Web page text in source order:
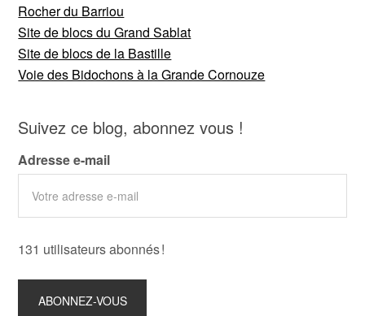
Rocher du Barriou
Site de blocs du Grand Sablat
Site de blocs de la Bastille
Voie des Bidochons à la Grande Cornouze
Suivez ce blog, abonnez vous !
Adresse e-mail
131 utilisateurs abonnés !